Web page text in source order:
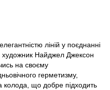
ліній у поєднанні
художник Найджел Джексон
на своєму
герметизму,
колода, що добре підходить